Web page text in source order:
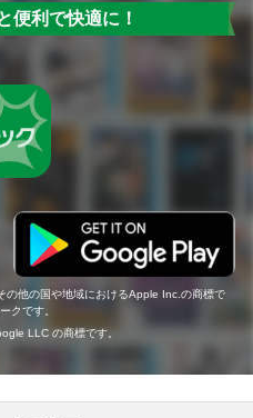
便利で快適に！
他の国や地域におけるApple Inc.の商標で
クです。
LLC の商標です。